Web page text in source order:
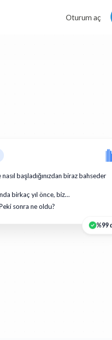
Oturum aç
başladığınızdan biraz bahseder
birkaç yıl önce, biz…
sonra ne oldu?
%99